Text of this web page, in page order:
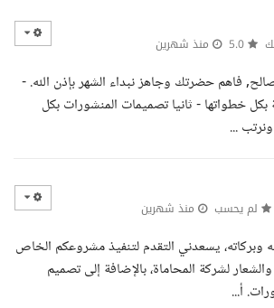
منذ شهرين
فاهم حضرتك وجاهز نبداء الشهر بإذن الله. -
بكل خطواتها - ثانيا تصميمات المنشورات بكل
...
لم يحسب منذ شهرين
وبركاته، يسعدني التقدم لتنفيذ مشروعكم الخاص
لشركة المحاماة، بالإضافة إلى تصميم
أ...